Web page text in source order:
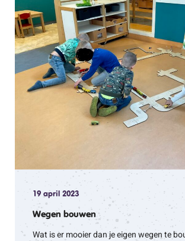
19 april 2023
Wegen bouwen
Wat is er mooier dan je eigen wegen te